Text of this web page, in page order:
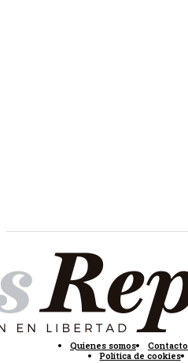
Quienes somos Contacto
Política de cookies